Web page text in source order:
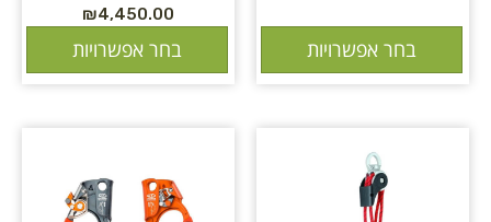
בחר אפשרויות
₪4,450.00
בחר אפשרויות